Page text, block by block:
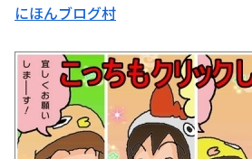
にほんブログ村